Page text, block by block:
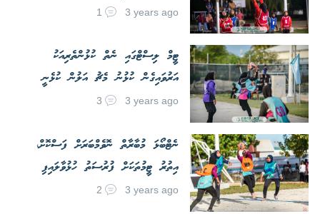
3 years ago
1
ޓީމް ލިސްޓްގައި ނެތް ކުޅުންތެރިއަކު
އަރުވައިގެން ކުޅުނު މެޗު އަލުން ކުޅެނީ
3 years ago
3
ނެޓްބޯޅަ މުބާރާތް ނޮވެމްބަރަށް ފަސްކޮށް،
އިތުރު ޓީމުތަކަށް ފުރުސަތު ހުޅުވާލައިފި
3 years ago
2